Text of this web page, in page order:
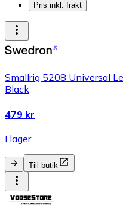
Pris inkl. frakt
Smallrig 5208 Universal
Black
479 kr
I lager
Till butik